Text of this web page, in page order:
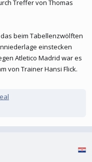
Treffer von Thomas
beim Tabellenzwölften
einstecken
Atletico Madrid war es
von Trainer Hansi Flick.